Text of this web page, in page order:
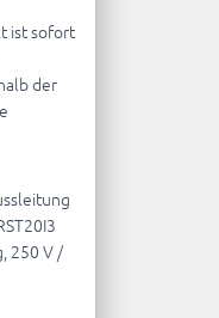
ist sofort
der
250 V /